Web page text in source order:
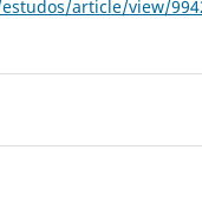
article/view/